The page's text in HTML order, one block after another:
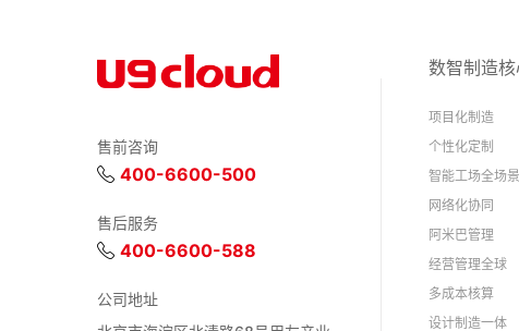
售前咨询
400-6600-500
售后服务
400-6600-588
公司地址
数智制造
项目化制造
个性化定制
智能工场全场景
网络化协同
阿米巴管理
经营管理全球
多成本核算
设计制造一体